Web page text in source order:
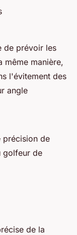
de prévoir les
même manière,
l'évitement des
angle
précision de
golfeur de
de la